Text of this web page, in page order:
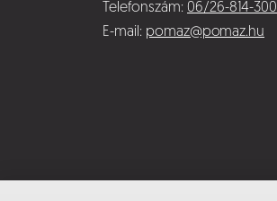
Telefonszám: 06/26-814-300
E-mail: pomaz@pomaz.hu